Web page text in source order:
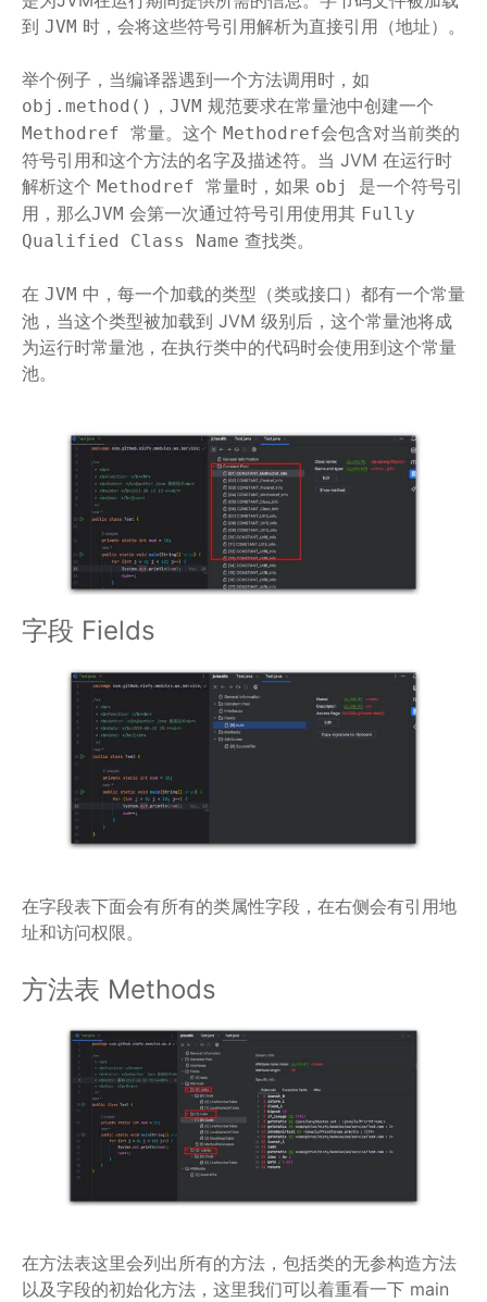
到 JVM 时，会将这些符号引用解析为直接引用（地址）。
举个例子，当编译器遇到一个方法调用时，如
obj.method() ， JVM 规范要求在常量池中创建一个
Methodref 常量。这个 Methodref会包含对当前类的
符号引用和这个方法的名字及描述符。当 JVM 在运行时
解析这个 Methodref 常量时，如果 obj 是一个符号引
用，那么JVM 会第一次通过符号引用使用其 Fully
Qualified Class Name 查找类。
在 JVM 中，每一个加载的类型（类或接口）都有一个常量
池，当这个类型被加载到 JVM 级别后，这个常量池将成
为运行时常量池，在执行类中的代码时会使用到这个常量
池。
字段 Fields
在字段表下面会有所有的类属性字段，在右侧会有引用地
址和访问权限。
方法表 Methods
在方法表这里会列出所有的方法，包括类的无参构造方法
以及字段的初始化方法，这里我们可以着重看一下 main